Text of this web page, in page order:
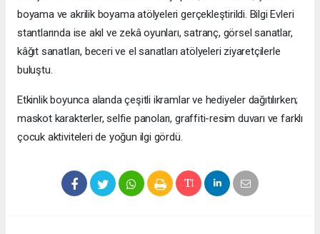
boyama ve akrilik boyama atölyeleri gerçekleştirildi. Bilgi Evleri
stantlarında ise akıl ve zekâ oyunları, satranç, görsel sanatlar,
kâğıt sanatları, beceri ve el sanatları atölyeleri ziyaretçilerle
buluştu.
Etkinlik boyunca alanda çeşitli ikramlar ve hediyeler dağıtılırken;
maskot karakterler, selfie panoları, graffiti-resim duvarı ve farklı
çocuk aktiviteleri de yoğun ilgi gördü.